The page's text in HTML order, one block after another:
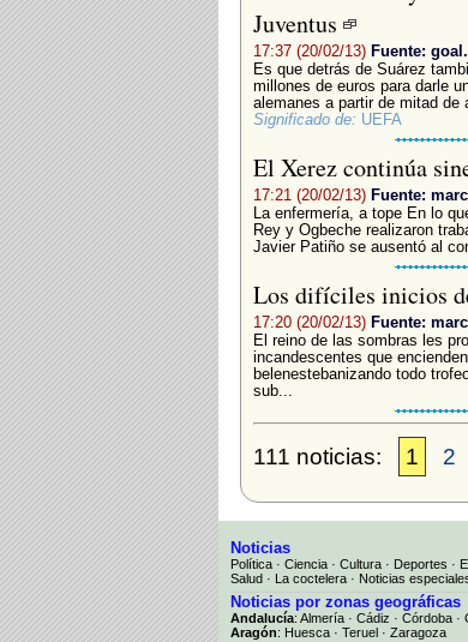
Juventus
17:37 (20/02/13) Fuente:
Es que detrás de Suárez
millones de euros para darle
alemanes a partir de mitad de
Significado de: UEFA
El Xerez continúa
17:21 (20/02/13) Fuente:
La enfermería, a tope En lo
Rey y Ogbeche realizaron
Javier Patiño se ausentó al
Los difíciles inicios
17:20 (20/02/13) Fuente:
El reino de las sombras les
incandescentes que
belenestebanizando todo
sub...
111 noticias: 1 2
Noticias
Política · Ciencia · Cultura · Deportes ·
Salud · La coctelera · Noticias
Noticias por zonas geográficas
Andalucía: Almería · Cádiz · Córdoba ·
Aragón: Huesca · Teruel · Zaragoza